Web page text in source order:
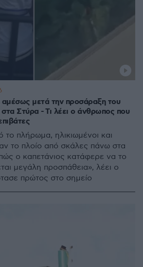
αμέσως μετά την προσάραξη του
Στύρα - Τι λέει ο άνθρωπος που
το πλήρωμα, ηλικιωμένοι και
το πλοίο από σκάλες πάνω στα
ο καπετάνιος κατάφερε να το
μεγάλη προσπάθεια», λέει ο
πρώτος στο σημείο